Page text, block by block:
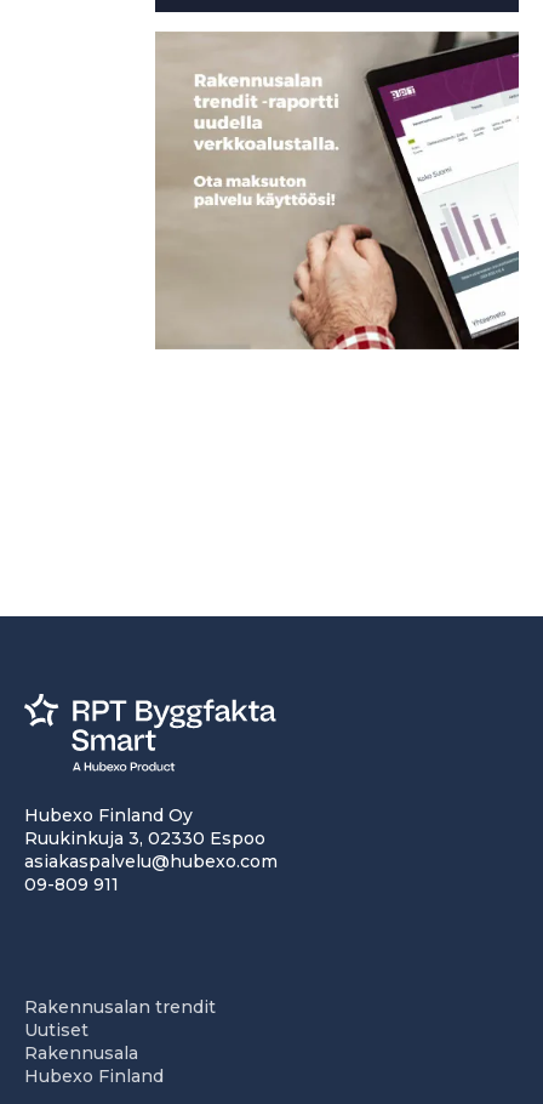
Hubexo Finland Oy
Ruukinkuja 3, 02330 Espoo
asiakaspalvelu@hubexo.com
09-809 911
Rakennusalan trendit
Uutiset
Rakennusala
Hubexo Finland